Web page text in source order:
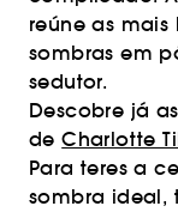
reúne as
sombras em
sedutor.
Descobre já
deCharlotte
Para teres a
sombra ideal,